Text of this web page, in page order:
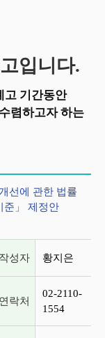
입니다.
고 기간동안
렴하고자 하는
선에 관한 법률
준」 제정안
작성자 황지은
연락처
02-2110-
1554